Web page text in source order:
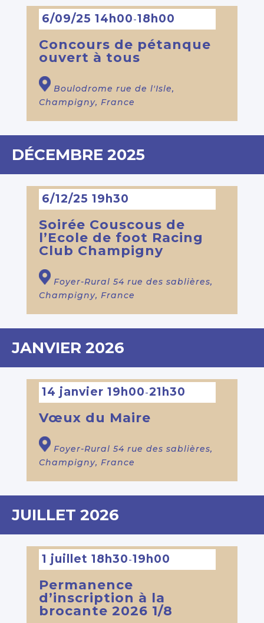
6/09/25 14h00-18h00
Concours de pétanque
ouvert à tous
Boulodrome rue de l'Isle,
Champigny, France
DÉCEMBRE 2025
6/12/25 19h30
Soirée Couscous de
l’Ecole de foot Racing
Club Champigny
Foyer-Rural 54 rue des sablières,
Champigny, France
JANVIER 2026
14 janvier 19h00-21h30
Vœux du Maire
Foyer-Rural 54 rue des sablières,
Champigny, France
JUILLET 2026
1 juillet 18h30-19h00
Permanence
d’inscription à la
brocante 2026 1/8